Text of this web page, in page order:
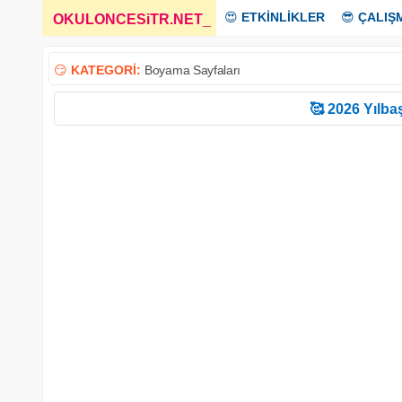
OKULONCESiTR.NET 😍 ETKİNLİKLER 😎
😏 KATEGORİ: Boyama Sayfaları
🥰 2026